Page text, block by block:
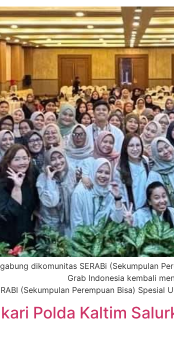
dikomunitas SERABi (Sekumpulan
Grab Indonesia kembali
(Sekumpulan Perempuan Bisa) Spesial
Polda Kaltim